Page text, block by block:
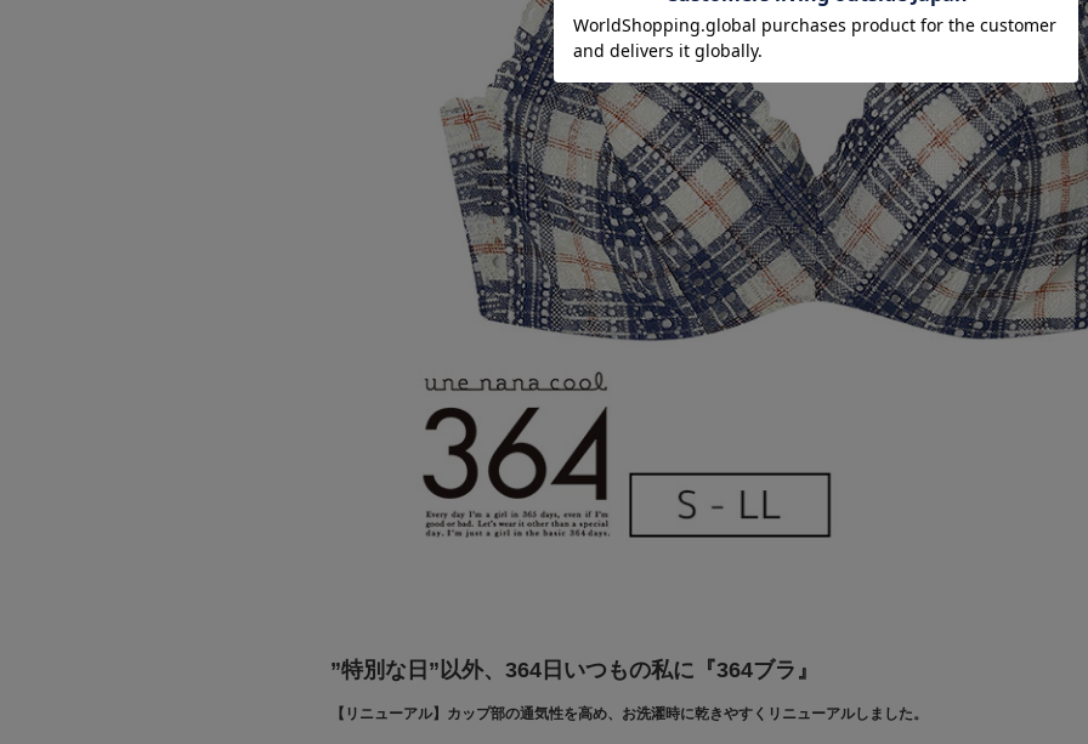
”特別な日”以外、364日いつもの私に『364ブラ』
【リニューアル】カップ部の通気性を高め、お洗濯時に乾きやすくリニューアルしました。